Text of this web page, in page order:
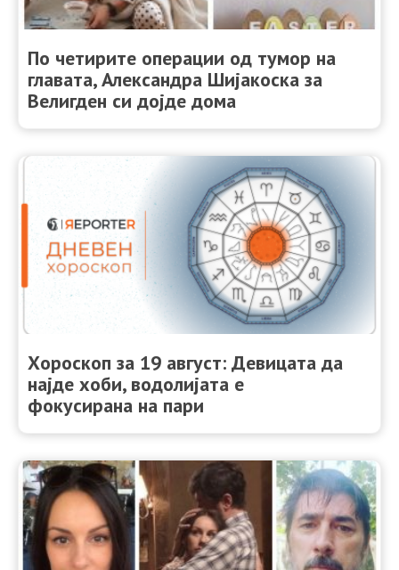
По четирите операции од тумор на
главата, Александра Шијакоска за
Велигден си дојде дома
Хороскоп за 19 август: Девицата да
најде хоби, водолијата е
фокусирана на пари